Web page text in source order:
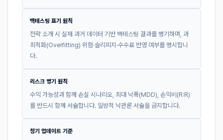
백테스팅 표기 원칙
전략 소개 시 실제 과거 데이터 기반 백테스팅 결과를 병기하며, 과
최적화(Overfitting) 위험·슬리피지·수수료 반영 여부를 명시합니
다.
리스크 병기 원칙
수익 가능성과 함께 손실 시나리오, 최대 낙폭(MDD), 손익비(R:R)
를 반드시 함께 서술합니다. 일방적 낙관론 서술을 금지합니다.
정기 업데이트 기준